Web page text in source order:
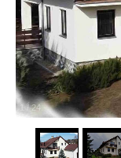
1/24